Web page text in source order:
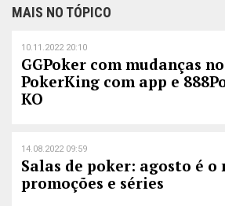
MAIS NO TÓPICO
10.11.2022 20:10
GGPoker com mudanças
PokerKing com app e
KO
14.08.2022 09:59
Salas de poker: agosto é o
promoções e séries